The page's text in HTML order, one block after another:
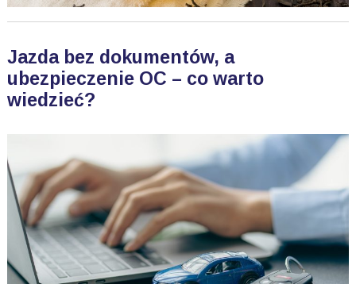
Jazda bez dokumentów, a
ubezpieczenie OC – co warto
wiedzieć?